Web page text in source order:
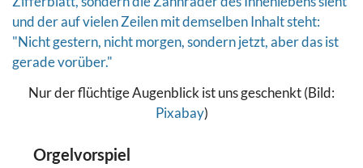
Nur der flüchtige Augenblick ist uns geschenkt (Bild:
Pixabay)
Orgelvorspiel